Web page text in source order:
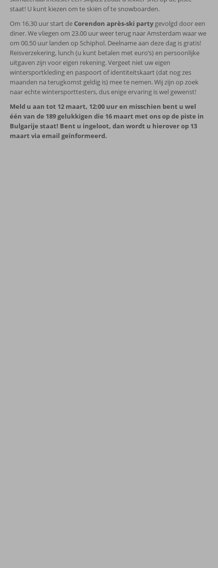
staat! U kunt kiezen om te skiën of te snowboarden.
Om 16.30 uur start deCorendon après-ski party gevolgd door een
diner. We vliegen om 23.00 uur weer terug naar Amsterdam waar we
om 00.50 uur landen op Schiphol. Deelname aan deze dag is gratis!
Reisverzekering, lunch (u kunt betalen met euro’s) en persoonlijke
uitgaven zijn voor eigen rekening. Vergeet niet uw eigen
wintersportkleding en paspoort of identiteitskaart (dat nog zes
maanden na terugkomst geldig is) mee te nemen. Wij zijn op zoek
naar echte wintersporttesters, dus enige ervaring is wel gewenst!
Meld u aan tot 12 maart, 12:00 uur en misschien bent u wel
één van de 189 gelukkigen die 16 maart met ons op de piste in
Bulgarije staat! Bent u ingeloot, dan wordt u hierover op 13
maart via email geïnformeerd.